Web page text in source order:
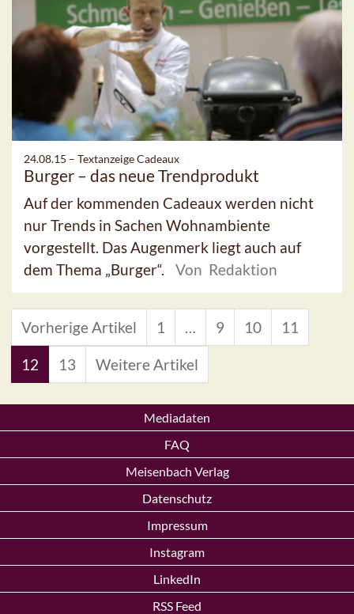
24.08.15 – Textanzeige Cadeaux
Burger – das neue Trendprodukt
Auf der kommenden Cadeaux werden nicht
nur Trends in Sachen Wohnambiente
vorgestellt. Das Augenmerk liegt auch auf
dem Thema „Burger“.
Von Redaktion
Vorherige Artikel 1 … 9 10 11
12 13 Weitere Artikel
Mediadaten
FAQ
Meisenbach Verlag
Datenschutz
Impressum
Instagram
LinkedIn
RSS Feed